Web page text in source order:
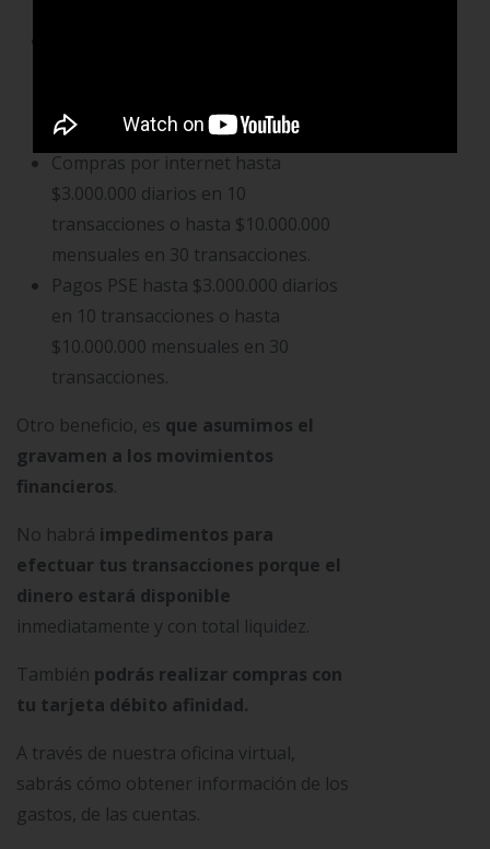
transacciones diarias.
Compras por internet hasta
$3.000.000 diarios en 10
transacciones o hasta $10.000.000
mensuales en 30 transacciones.
Pagos PSE hasta $3.000.000 diarios
en 10 transacciones o hasta
$10.000.000 mensuales en 30
transacciones.
Otro beneficio, es que asumimos el
gravamen a los movimientos
financieros.
No habrá impedimentos para
efectuar tus transacciones porque el
dinero estará disponible
inmediatamente y con total liquidez.
También podrás realizar compras con
tu tarjeta débito afinidad.
A través de nuestra oficina virtual,
sabrás cómo obtener información de los
gastos, de las cuentas.